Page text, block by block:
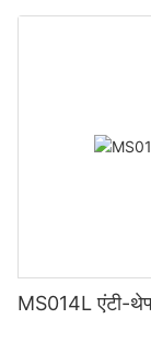
MS014L एंटी-